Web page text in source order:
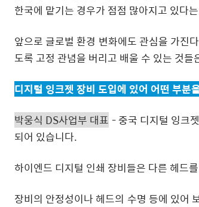
한국에 맡기는 경우가 점점 많아지고 있다
앞으로 글로벌 환경 변화에도 관심을 가진
도록 고정 관념을 버리고 배울 수 있는 것
디지털 잉크젯 장비 도입에 있어 어떤 부분
박웅식 DS사업부 대표 - 중국 디지털 잉크
되어 있습니다.
하이엔드 디지털 인쇄 장비들은 다른 헤드
장비의 안정성이나 헤드의 수명 등에 있어